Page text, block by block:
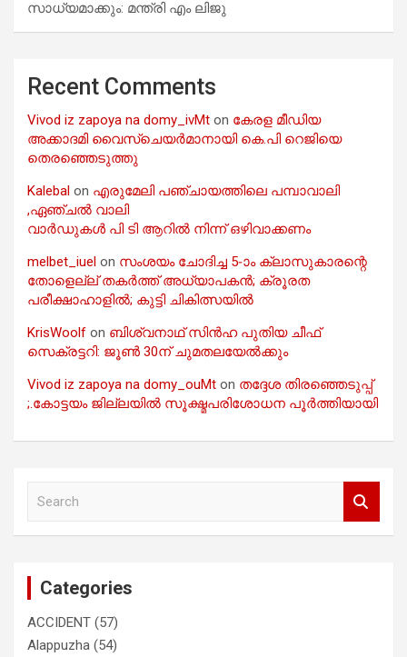
സാധ്യമാക്കും: മന്ത്രി എം ലിജു
Recent Comments
Vivod iz zapoya na domy_ivMt on കേരള മീഡിയ
അക്കാദമി വൈസ്ചെയർമാനായി കെ.പി റെജിയെ
തെരഞ്ഞെടുത്തു
Kalebal on എരുമേലി പഞ്ചായത്തിലെ പമ്പാവാലി
,ഏഞ്ചൽ വാലി
വാർഡുകൾ പി ടി ആറിൽ നിന്ന് ഒഴിവാക്കണം
melbet_iuel on സംശയം ചോദിച്ച 5-ാം ക്ലാസുകാരന്റെ
തോളെല്ല് തകർത്ത് അധ്യാപകൻ; ക്രൂരത
പരീക്ഷാഹാളിൽ; കുട്ടി ചികിത്സയിൽ
KrisWoolf on ബിശ്വനാഥ് സിൻഹ പുതിയ ചീഫ്
സെക്രട്ടറി: ജൂൺ 30ന് ചുമതലയേൽക്കും
Vivod iz zapoya na domy_ouMt on തദ്ദേശ തിരഞ്ഞെടുപ്പ്
;.കോട്ടയം ജില്ലയിൽ സൂക്ഷ്മപരിശോധന പൂർത്തിയായി
Categories
ACCIDENT (57)
Alappuzha (54)